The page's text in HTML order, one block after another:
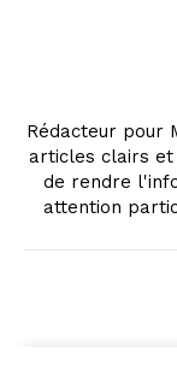
Rédacteur pour
articles clairs et
de rendre
attention